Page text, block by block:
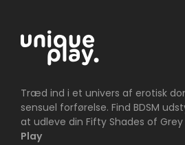
Træd ind i et univers af erotisk
sensuel forførelse. Find BDSM
at udleve din Fifty Shades of
Play